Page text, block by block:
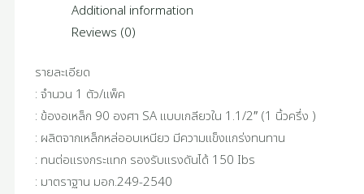
Additional information
Reviews (0)
รายละเอียด
: จำนวน 1 ตัว/แพ็ค
: ข้องอเหล็ก 90 องศา SA แบบเกลียวใน 1.1/2″ (1 นิ้วครึ่ง )
: ผลิตจากเหล็กหล่ออบเหนียว มีความแข็งแกร่งทนทาน
: ทนต่อแรงกระแทก รองรับแรงดันได้ 150 Ibs
: มาตราฐาน มอก.249-2540